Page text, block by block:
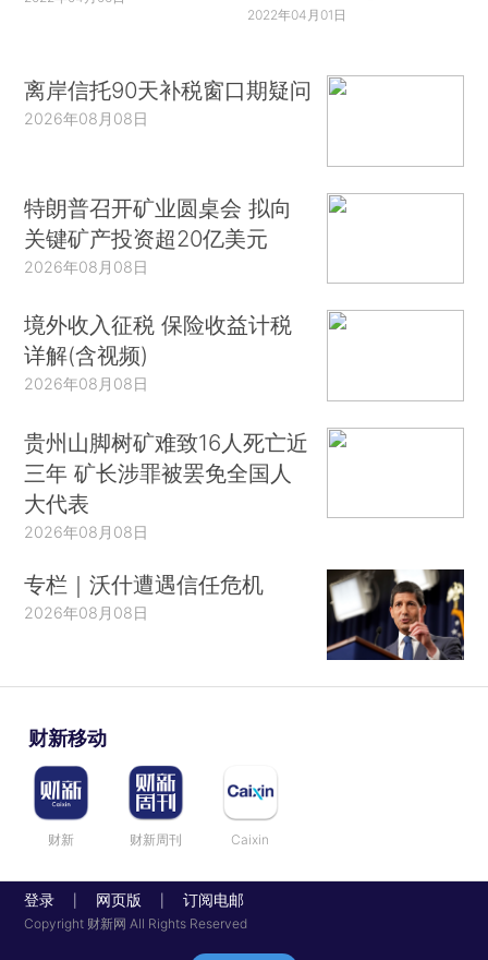
2022年04月01日
离岸信托90天补税窗口期疑问
2026年08月08日
特朗普召开矿业圆桌会 拟向
关键矿产投资超20亿美元
2026年08月08日
境外收入征税 保险收益计税
详解(含视频)
2026年08月08日
贵州山脚树矿难致16人死亡近
三年 矿长涉罪被罢免全国人
大代表
2026年08月08日
专栏｜沃什遭遇信任危机
2026年08月08日
财新移动
财新 财新周刊 Caixin
登录 网页版 订阅电邮
Copyright 财新网 All Rights Reserved